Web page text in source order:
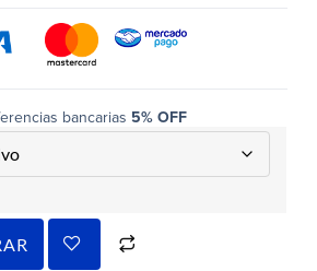
bancarias 5% OFF